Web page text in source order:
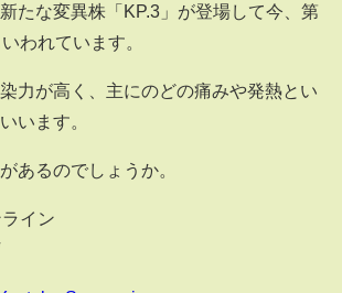
たな変異株「KP.3」が登場して今、第
われています。
力が高く、主にのどの痛みや発熱とい
います。
あるのでしょうか。
イン